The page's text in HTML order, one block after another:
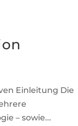
Einleitung Die
– sowie...